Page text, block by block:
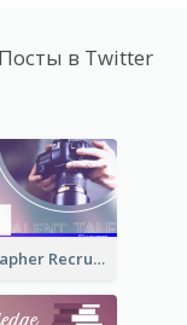
в Twitter
Photographer Recruit Twitter Post